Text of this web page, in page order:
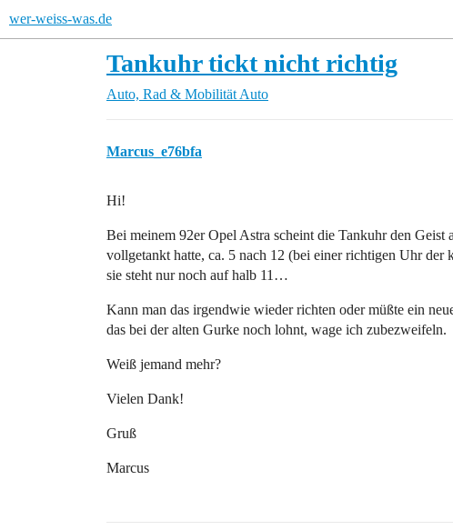
wer-weiss-was.de
Tankuhr tickt nicht richtig
Auto, Rad & Mobilität Auto
Marcus_e76bfa
Hi!
Bei meinem 92er Opel Astra scheint die Tankuhr den
vollgetankt hatte, ca. 5 nach 12 (bei einer richtigen Uhr der
sie steht nur noch auf halb 11…
Kann man das irgendwie wieder richten oder müßte ein
das bei der alten Gurke noch lohnt, wage ich zubezweifeln.
Weiß jemand mehr?
Vielen Dank!
Gruß
Marcus